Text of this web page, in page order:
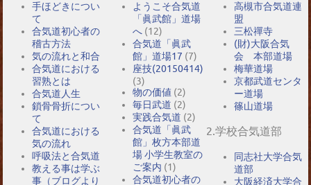
手ほどきについ
て
合気道初心者の
稽古方法
気の流れと和合
合気道における
習熟とは
合気道人生
鎖骨骨折につい
て
合気道における
気の流れ
呼吸法と合気道
教える事は学ぶ
事（ブログより
ようこそ合気道
「眞武館」道場
へ (12)
合気道「眞武
館」道場17 (7)
座技(20150414)
(3)
物の価値 (2)
毎日武道 (2)
実践合気道 (2)
合気道「眞武
館」枚方本部道
場 小学生教室の
ご案内 (1)
合気道初心者の
高槻市合気道連
盟
三松禪寺
(財)大阪合気
会 本部道場
梅華道場
京都武道センタ
ー道場
篠山道場
2.学校合気道部
同志社大学合気
道部
大阪経済大学合